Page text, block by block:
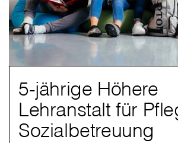
5-jährige Höhere
Lehranstalt für
Sozialbetreuung